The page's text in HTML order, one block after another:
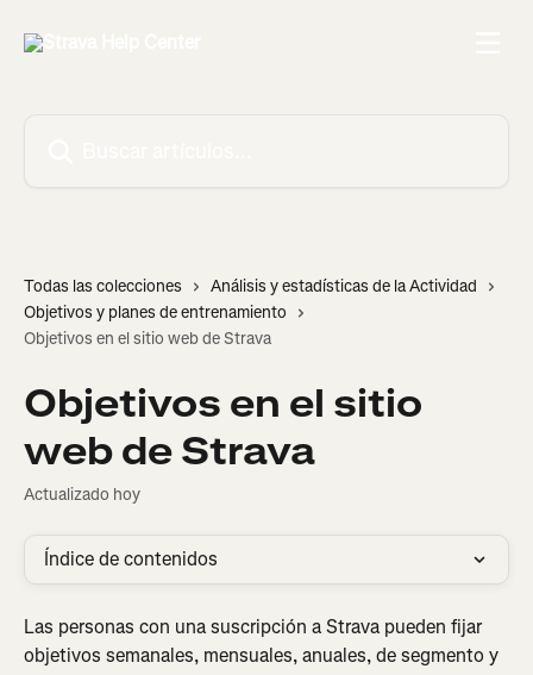
Todas las colecciones
Análisis y estadísticas de la Actividad
Objetivos y planes de entrenamiento
Objetivos en el sitio web de Strava
Objetivos en el sitio
web de Strava
Actualizado hoy
Índice de contenidos
Las personas con una suscripción a Strava pueden fijar
objetivos semanales, mensuales, anuales, de segmento y